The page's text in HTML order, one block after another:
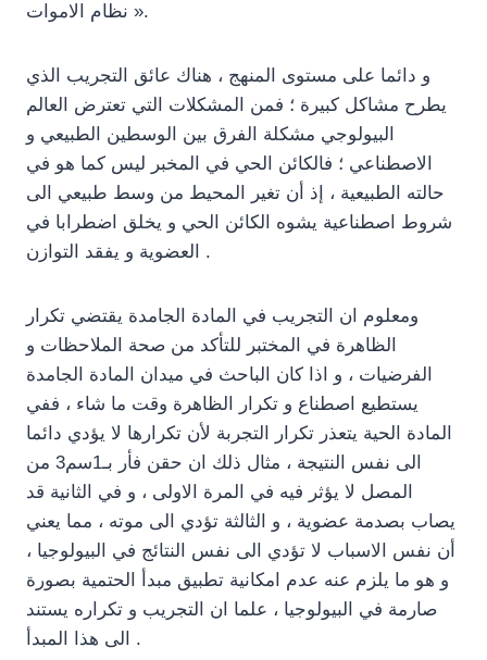
نظام الاموات ».
و دائما على مستوى المنهج ، هناك عائق التجريب الذي
يطرح مشاكل كبيرة ؛ فمن المشكلات التي تعترض العالم
البيولوجي مشكلة الفرق بين الوسطين الطبيعي و
الاصطناعي ؛ فالكائن الحي في المخبر ليس كما هو في
حالته الطبيعية ، إذ أن تغير المحيط من وسط طبيعي الى
شروط اصطناعية يشوه الكائن الحي و يخلق اضطرابا في
العضوية و يفقد التوازن .
ومعلوم ان التجريب في المادة الجامدة يقتضي تكرار
الظاهرة في المختبر للتأكد من صحة الملاحظات و
الفرضيات ، و اذا كان الباحث في ميدان المادة الجامدة
يستطيع اصطناع و تكرار الظاهرة وقت ما شاء ، ففي
المادة الحية يتعذر تكرار التجربة لأن تكرارها لا يؤدي دائما
الى نفس النتيجة ، مثال ذلك ان حقن فأر بـ1سم3 من
المصل لا يؤثر فيه في المرة الاولى ، و في الثانية قد
يصاب بصدمة عضوية ، و الثالثة تؤدي الى موته ، مما يعني
أن نفس الاسباب لا تؤدي الى نفس النتائج في البيولوجيا ،
و هو ما يلزم عنه عدم امكانية تطبيق مبدأ الحتمية بصورة
صارمة في البيولوجيا ، علما ان التجريب و تكراره يستند
الى هذا المبدأ .